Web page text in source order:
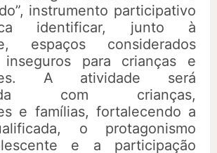
instrumento participativo
identificar, junto à
espaços considerados
para crianças e
A atividade será
com crianças,
e famílias, fortalecendo a
o protagonismo
e a participação